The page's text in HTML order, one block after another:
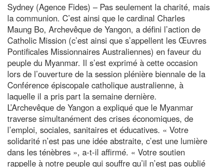
Sydney (Agence Fides) – Pas seulement la charité, mais
la communion. C’est ainsi que le cardinal Charles
Maung Bo, Archevêque de Yangon, a défini l’action de
Catholic Mission (c’est ainsi que s’appellent les Œuvres
Pontificales Missionnaires Australiennes) en faveur du
peuple du Myanmar. Il s’est exprimé à cette occasion
lors de l’ouverture de la session plénière biennale de la
Conférence épiscopale catholique australienne, à
laquelle il a pris part la semaine dernière.
L’Archevêque de Yangon a expliqué que le Myanmar
traverse simultanément des crises économiques, de
l’emploi, sociales, sanitaires et éducatives. « Votre
solidarité n’est pas une idée abstraite, c’est une lumière
dans les ténèbres », a-t-il affirmé. « Votre soutien
rappelle à notre peuple qui souffre qu’il n’est pas oublié